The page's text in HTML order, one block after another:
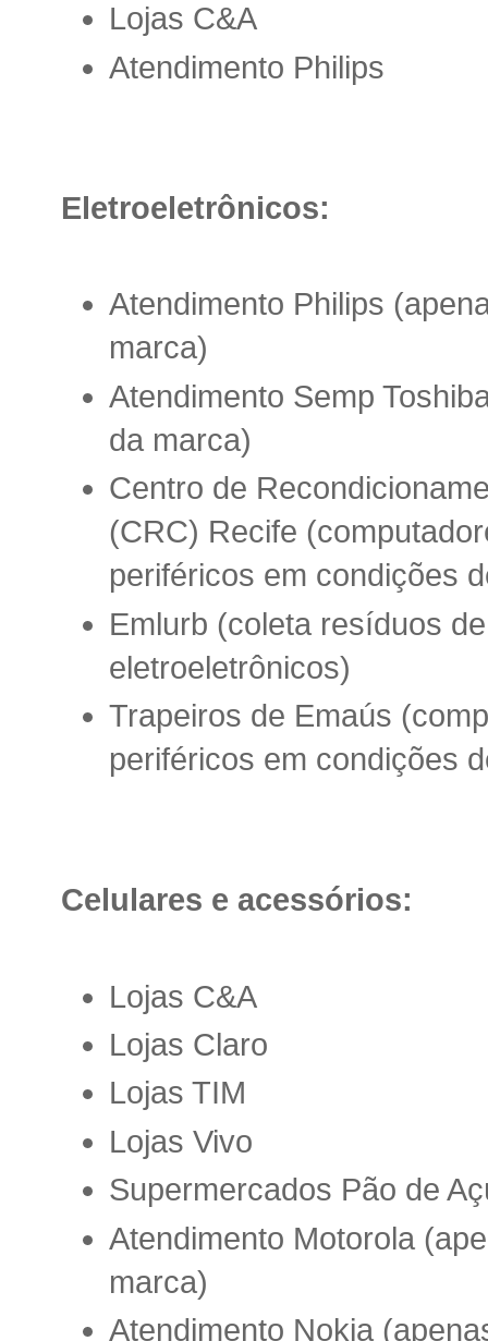
Lojas C&A
Atendimento Philips
Eletroeletrônicos:
Atendimento Philips
marca)
Atendimento Semp
da marca)
Centro de
(CRC) Recife
periféricos em condições
Emlurb (coleta resíduos
eletroeletrônicos)
Trapeiros de Emaús
periféricos em condições
Celulares e acessórios:
Lojas C&A
Lojas Claro
Lojas TIM
Lojas Vivo
Supermercados Pão de
Atendimento Motorola
marca)
Atendimento Nokia